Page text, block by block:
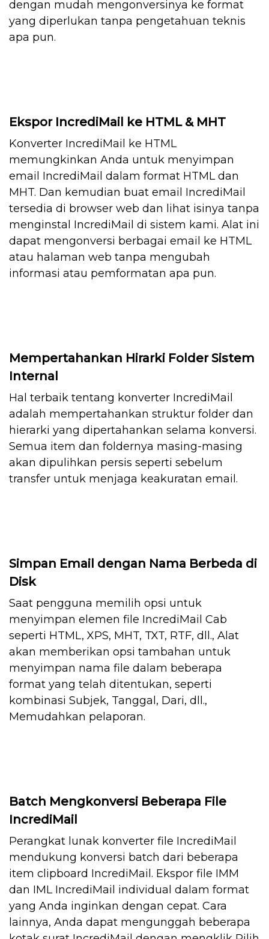
dengan mudah mengonversinya ke format
yang diperlukan tanpa pengetahuan teknis
apa pun.
Ekspor IncrediMail ke HTML & MHT
Konverter IncrediMail ke HTML
memungkinkan Anda untuk menyimpan
email IncrediMail dalam format HTML dan
MHT. Dan kemudian buat email IncrediMail
tersedia di browser web dan lihat isinya tanpa
menginstal IncrediMail di sistem kami. Alat ini
dapat mengonversi berbagai email ke HTML
atau halaman web tanpa mengubah
informasi atau pemformatan apa pun.
Mempertahankan Hirarki Folder Sistem
Internal
Hal terbaik tentang konverter IncrediMail
adalah mempertahankan struktur folder dan
hierarki yang dipertahankan selama konversi.
Semua item dan foldernya masing-masing
akan dipulihkan persis seperti sebelum
transfer untuk menjaga keakuratan email.
Simpan Email dengan Nama Berbeda di
Disk
Saat pengguna memilih opsi untuk
menyimpan elemen file IncrediMail Cab
seperti HTML, XPS, MHT, TXT, RTF, dll., Alat
akan memberikan opsi tambahan untuk
menyimpan nama file dalam beberapa
format yang telah ditentukan, seperti
kombinasi Subjek, Tanggal, Dari, dll.,
Memudahkan pelaporan.
Batch Mengkonversi Beberapa File
IncrediMail
Perangkat lunak konverter file IncrediMail
mendukung konversi batch dari beberapa
item clipboard IncrediMail. Ekspor file IMM
dan IML IncrediMail individual dalam format
yang Anda inginkan dengan cepat. Cara
lainnya, Anda dapat mengunggah beberapa